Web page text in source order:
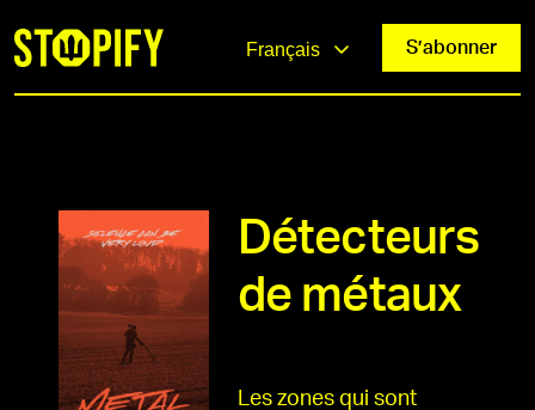
Français S’abonner
Détecteurs
de métaux
Les zones qui sont